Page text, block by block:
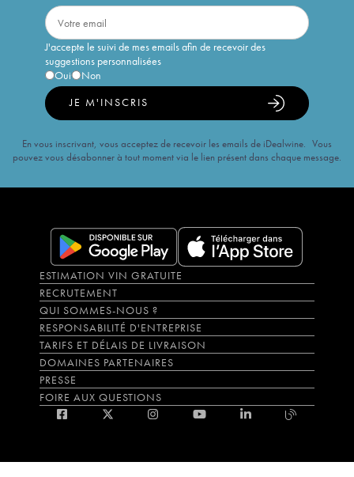
J'accepte le suivi de mes emails afin de recevoir des
suggestions personnalisées
Oui
Non
JE M'INSCRIS
En vous inscrivant, vous acceptez de recevoir les emails de iDealwine. Vous
pouvez vous désabonner à tout moment via le lien présent dans chaque message.
ESTIMATION VIN GRATUITE
RECRUTEMENT
QUI SOMMES-NOUS ?
RESPONSABILITÉ D'ENTREPRISE
TARIFS ET DÉLAIS DE LIVRAISON
DOMAINES PARTENAIRES
PRESSE
FOIRE AUX QUESTIONS